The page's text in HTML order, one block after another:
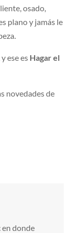
osado,
plano y jamás le
ese es Hagar el
novedades de
en donde